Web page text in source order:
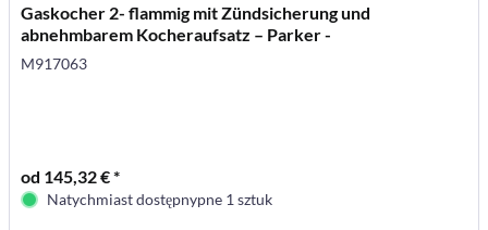
Gaskocher 2- flammig mit Zündsicherung und
abnehmbarem Kocheraufsatz – Parker -
M917063
od 145,32 € *
Natychmiast dostępnypne 1 sztuk